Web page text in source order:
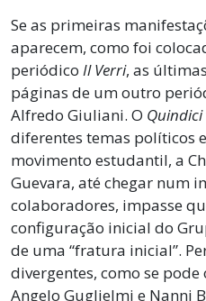
Se as primeiras
aparecem, como foi
periódico Il Verri, as
páginas de um outro
Alfredo Giuliani. O Quindici
diferentes temas políticos
movimento estudantil, a
Guevara, até chegar num
colaboradores, impasse
configuração inicial do
de uma “fratura inicial”.
divergentes, como se
Angelo Guglielmi e Nanni